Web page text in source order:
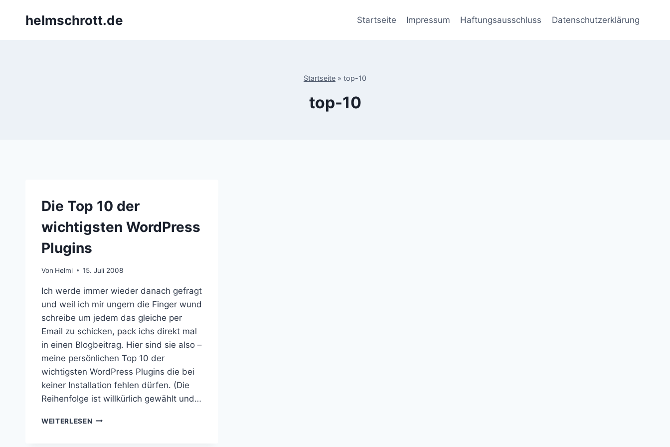
helmschrott.de Startseite Impressum Haftungsausschluss Datenschutzerklärung
Startseite » top-10
top-10
Die Top 10 der
wichtigsten WordPress
Plugins
Von Helmi 15. Juli 2008
Ich werde immer wieder danach gefragt
und weil ich mir ungern die Finger wund
schreibe um jedem das gleiche per
Email zu schicken, pack ichs direkt mal
in einen Blogbeitrag. Hier sind sie also –
meine persönlichen Top 10 der
wichtigsten WordPress Plugins die bei
keiner Installation fehlen dürfen. (Die
Reihenfolge ist willkürlich gewählt und…
WEITERLESEN DIE